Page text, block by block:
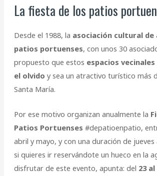
La fiesta de los patios
Desde el 1988, la asociación cultural de
patios portuenses, con unos 30
propuesto que estos espacios
el olvido y sea un atractivo turístico más
Santa María.
Por ese motivo organizan anualmente la
Patios Portuenses #depatioenpatio,
abril y mayo, y con una duración de
si quieres ir reservándote un hueco en la
disfrutar de este evento, apunta: del 23